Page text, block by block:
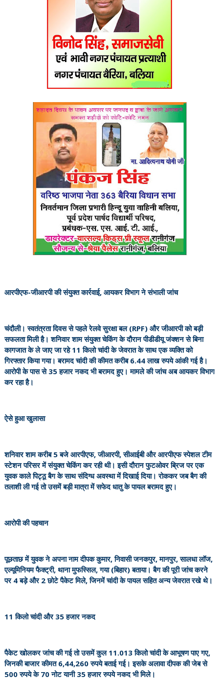
आरपीएफ-जीआरपी की संयुक्त कार्रवाई, आयकर विभाग ने संभाली जांच
चंदौली। स्वतंत्रता दिवस से पहले रेलवे सुरक्षा बल (RPF) और जीआरपी को बड़ी
सफलता मिली है। शनिवार शाम संयुक्त चेकिंग के दौरान पीडीडीयू जंक्शन से बिना
कागजात के ले जाए जा रहे 11 किलो चांदी के जेवरात के साथ एक व्यक्ति को
गिरफ्तार किया गया। बरामद चांदी की कीमत करीब 6.44 लाख रुपये आंकी गई है।
आरोपी के पास से 35 हजार नकद भी बरामद हुए। मामले की जांच अब आयकर विभाग
कर रहा है।
ऐसे हुआ खुलासा
शनिवार शाम करीब 5 बजे आरपीएफ, जीआरपी, सीआईबी और आरपीएफ स्पेशल टीम
स्टेशन परिसर में संयुक्त चेकिंग कर रही थी। इसी दौरान फुटओवर ब्रिज पर एक
युवक काले पिट्ठू बैग के साथ संदिग्ध अवस्था में दिखाई दिया। रोककर जब बैग की
तलाशी ली गई तो उसमें बड़ी मात्रा में सफेद धातु के पायल बरामद हुए।
आरोपी की पहचान
पूछताछ में युवक ने अपना नाम दीपक कुमार, निवासी जनकपुर, मानपुर, सालधा लॉज,
एल्यूमिनियम फैक्ट्री, थाना मुफस्सिल, गया (बिहार) बताया। बैग की पूरी जांच करने
पर 4 बड़े और 2 छोटे पैकेट मिले, जिनमें चांदी के पायल सहित अन्य जेवरात रखे थे।
11 किलो चांदी और 35 हजार नकद
पैकेट खोलकर जांच की गई तो उसमें कुल 11.013 किलो चांदी के आभूषण पाए गए,
जिनकी बाजार कीमत 6,44,260 रुपये बताई गई। इसके अलावा दीपक की जेब से
500 रुपये के 70 नोट यानी 35 हजार रुपये नकद भी मिले।